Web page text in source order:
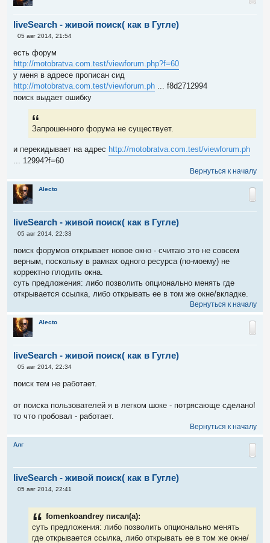
liveSearch - живой поиск( как в Гугле)
С
б
щ
е
н
и
е
05 авг 2014, 21:54
есть форум
http://motobratva.com.test/viewforum.php?f=60
у меня в адресе прописан сид
http://motobratva.com.test/viewforum.ph ... f8d2712994
поиск выдает ошибку
Запрошенного форума не существует.
и перекидывает на адрес http://motobratva.com.test/viewforum.ph
... 12994?f=60
Вернуться к началу
Alecto
liveSearch - живой поиск( как в Гугле)
С
б
щ
н
и
05 авг 2014, 22:33
поиск форумов открывает новое окно - считаю это не совсем
верным, поскольку в рамках одного ресурса (по-моему) не
корректно плодить окна.
суть предложения: либо позволить опционально менять где
открывается ссылка, либо открывать ее в том же окне/вкладке.
Вернуться к началу
Alecto
liveSearch - живой поиск( как в Гугле)
С
б
н
и
05 авг 2014, 22:34
поиск тем не работает.
от поиска пользователей я в легком шоке - потрясающе сделано!
то что пробовал - работает.
Вернуться к началу
Алг
liveSearch - живой поиск( как в Гугле)
С
05 авг 2014, 22:41
fomenkoandrey писал(а):
суть предложения: либо позволить опционально менять
где открывается ссылка, либо открывать ее в том же окне/